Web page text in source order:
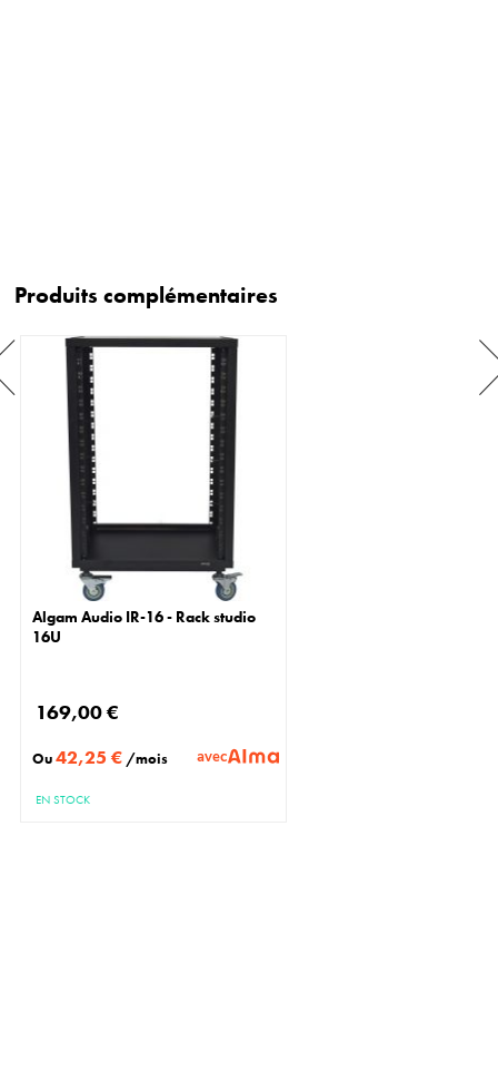
Produits complémentaires
Algam Audio IR-16 - Rack studio
16U
169,00 €
Ou42,25 € /mois avec
EN STOCK